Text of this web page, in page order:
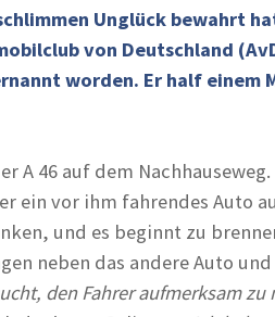
Unglück bewahrt
von Deutschland
worden. Er half einem
A 46 auf dem
ein vor ihm fahrendes Auto
und es beginnt zu
neben das andere Auto
den Fahrer aufmerksam zu